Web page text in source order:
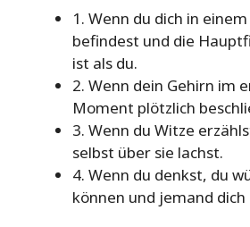
1. Wenn du dich in
befindest und die
ist als du.
2. Wenn dein Gehirn im
Moment plötzlich
3. Wenn du Witze
selbst über sie lachst.
4. Wenn du denkst, du
können und jemand